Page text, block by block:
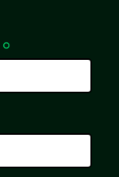
trip_origin